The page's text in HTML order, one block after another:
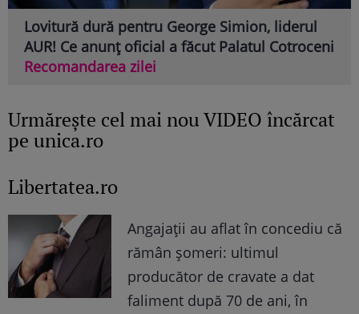
Lovitură dură pentru George Simion, liderul
AUR! Ce anunț oficial a făcut Palatul Cotroceni
Recomandarea zilei
Urmăreşte cel mai nou VIDEO încărcat
pe unica.ro
Libertatea.ro
Angajații au aflat în concediu că
rămân șomeri: ultimul
producător de cravate a dat
faliment după 70 de ani, în